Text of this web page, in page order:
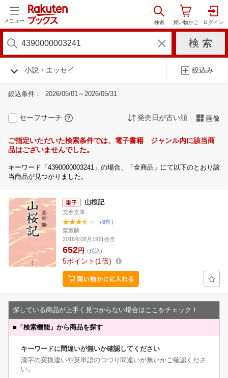
メニュー
小説・エッセイ 絞込み
絞込条件： 2026/05/01～2026/05/31
セーフサーチ 発売日が古い順 画像
ご指定いただいた検索条件では、電子書籍 ジャンル内に該当商
品はございませんでした。
キーワード「4390000003241」の場合、「全商品」にて以下のとおり該
当商品が見つかりました。
山桜記
文春文庫
（8件）
葉室麟
2016年08月19日発売
652円 (税込)
5ポイント 1倍
探している商品が上手く見つからない場合はここをチェック！
■ 「検索機能」から商品を探す
キーワードに間違いが無いか確認してください
漢字の変換違いや英単語のつづり間違いが無いかご確認くださ
い。